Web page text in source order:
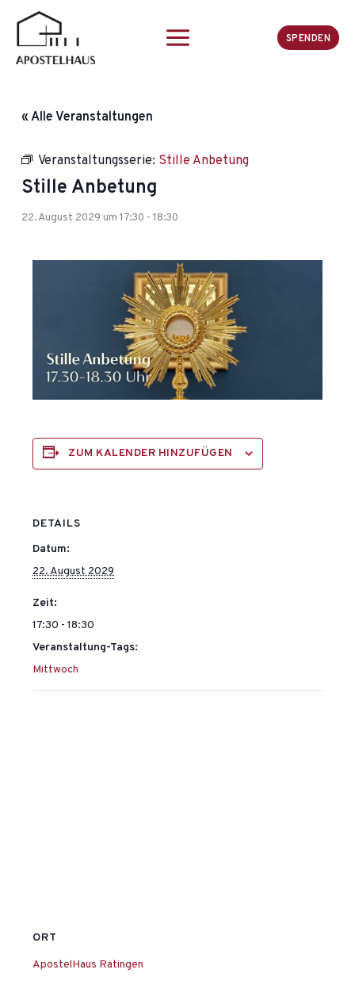
springen
SPENDEN
« Alle Veranstaltungen
Veranstaltungsserie: Stille Anbetung
Stille Anbetung
22. August 2029 um 17:30 -18:30
ZUM KALENDER HINZUFÜGEN
DETAILS
Datum:
22. August 2029
Zeit:
17:30 - 18:30
Veranstaltung-Tags:
Mittwoch
ORT
ApostelHaus Ratingen